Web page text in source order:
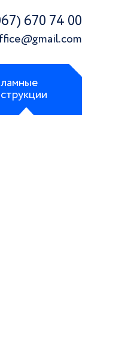
670 74 00
@gmail.com